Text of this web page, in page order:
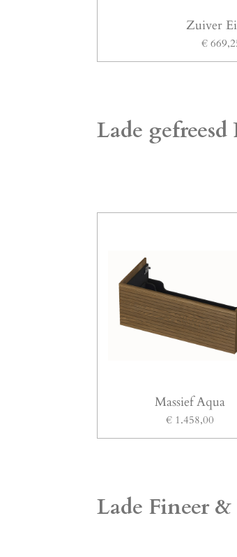
Zuiver
€
Lade gefreesd
Massief Aqua
€ 1.458,00
Lade Fineer